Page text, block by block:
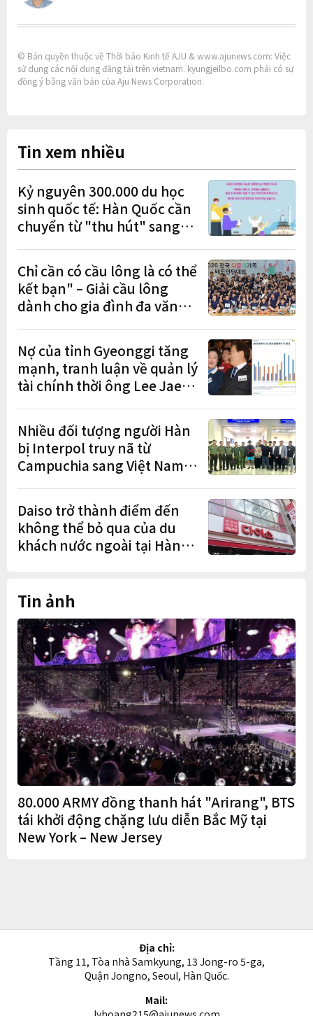
© Bản quyền thuộc về Thời báo Kinh tế AJU & www.ajunews.com: Việc
sử dụng các nội dung đăng tải trên vietnam. kyungjeilbo.com phải có sự
đồng ý bằng văn bản của Aju News Corporation.
Tin xem nhiều
Kỷ nguyên 300.000 du học
sinh quốc tế: Hàn Quốc cần
chuyển từ "thu hút" sang
cư"
Chỉ cần có cầu lông là có thể
kết bạn" – Giải cầu lông
dành cho gia đình đa văn
Nợ của tỉnh Gyeonggi tăng
mạnh, tranh luận về quản lý
tài chính thời ông Lee Jae-
Nhiều đối tượng người Hàn
bị Interpol truy nã từ
Campuchia sang Việt Nam
Daiso trở thành điểm đến
không thể bỏ qua của du
khách nước ngoài tại Hàn
Tin ảnh
80.000 ARMY đồng thanh hát "Arirang", BTS
tái khởi động chặng lưu diễn Bắc Mỹ tại
New York – New Jersey
Địa chỉ:
Tầng 11, Tòa nhà Samkyung, 13 Jong-ro 5-ga,
Quận Jongno, Seoul, Hàn Quốc.
Mail: